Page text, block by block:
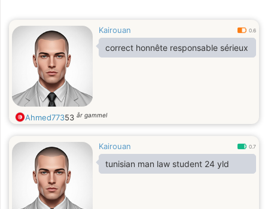
Kairouan 0.6
correct honnête responsable sérieux
Ahmed77353 år gammel
Kairouan 0.7
tunisian man law student 24 yld